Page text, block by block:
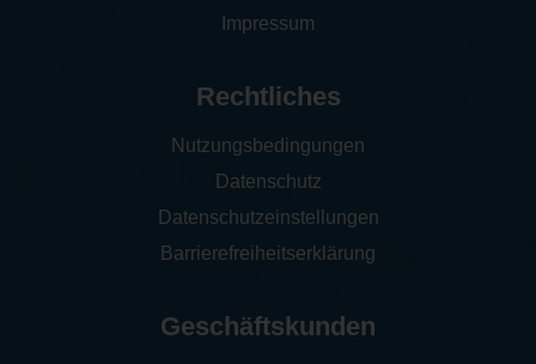
Impressum
Rechtliches
Nutzungsbedingungen
Datenschutz
Datenschutzeinstellungen
Barrierefreiheitserklärung
Geschäftskunden